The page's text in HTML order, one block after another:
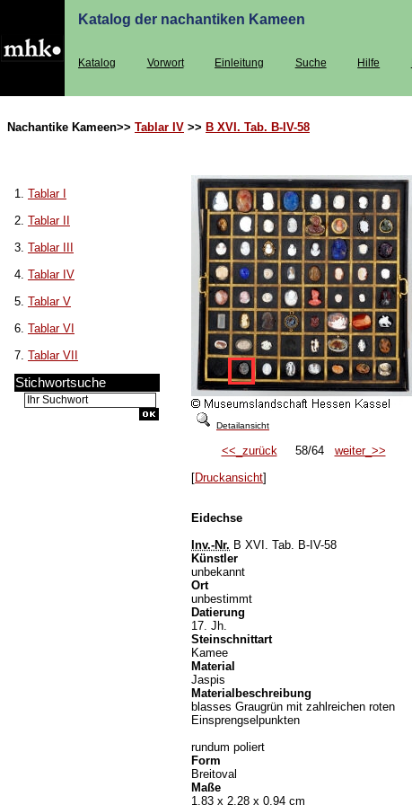
Katalog der nachantiken Kameen
Katalog Vorwort Einleitung Suche Hilfe
Nachantike Kameen>> Tablar IV >> B XVI. Tab. B-IV-58
1. Tablar I
2. Tablar II
3. Tablar III
4. Tablar IV
5. Tablar V
6. Tablar VI
7. Tablar VII
Stichwortsuche
Detailansicht
<<_zurück58/64 weiter_>>
[Druckansicht]
Eidechse
Inv.-Nr. B XVI. Tab. B-IV-58
Künstler
unbekannt
Ort
unbestimmt
Datierung
17. Jh.
Steinschnittart
Kamee
Material
Jaspis
Materialbeschreibung
blasses Graugrün mit zahlreichen roten
Einsprengselpunkten
rundum poliert
Form
Breitoval
Maße
1,83 x 2,28 x 0,94 cm